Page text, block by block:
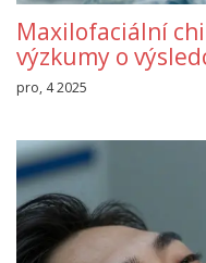
Maxilofaciální
výzkumy o
pro, 4 2025